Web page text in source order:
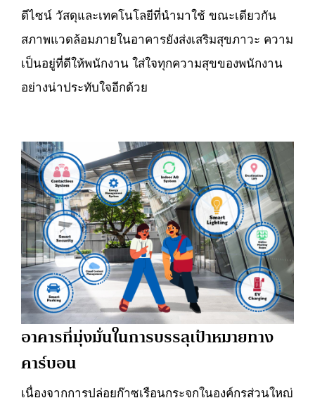
ดีไซน์ วัสดุและเทคโนโลยีที่นำมาใช้ ขณะเดียวกัน
สภาพแวดล้อมภายในอาคารยังส่งเสริมสุขภาวะ ความ
เป็นอยู่ที่ดีให้พนักงาน ใส่ใจทุกความสุขของพนักงาน
อย่างน่าประทับใจอีกด้วย
อาคารที่มุ่งมั่นในการบรรลุเป้าหมายทาง
คาร์บอน
เนื่องจากการปล่อยก๊าซเรือนกระจกในองค์กรส่วนใหญ่